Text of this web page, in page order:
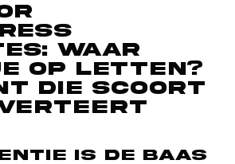
waar
op letten?
die scoort
is de baas